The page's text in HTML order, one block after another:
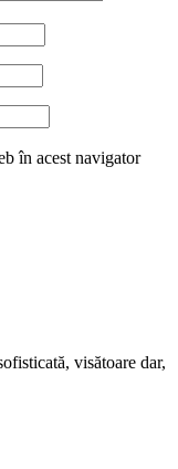
în acest navigator
visătoare dar,